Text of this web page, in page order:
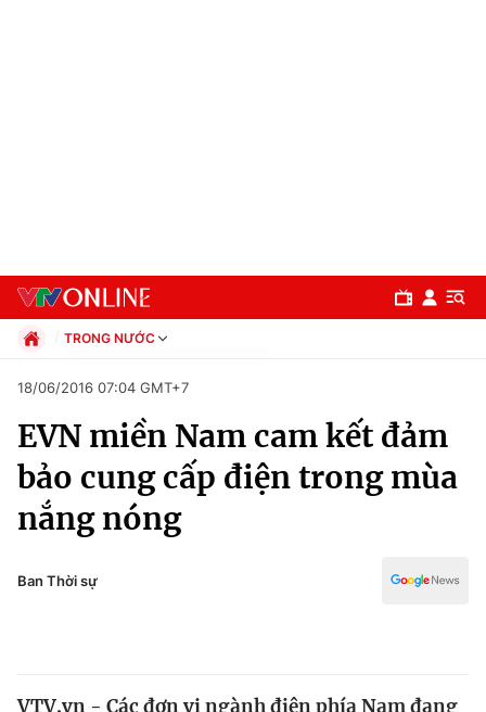
Chuyên mục
Chính trị
TRONG NƯỚC
Xã hội
Pháp luật
Thể thao
Truyền hình
Văn hóa - Giải trí
Đời sống
18/06/2016 07:04 GMT+7
EVN miền Nam cam kết đảm
bảo cung cấp điện trong mùa
nắng nóng
Ban Thời sự
VTV.vn - Các đơn vị ngành điện phía Nam đang